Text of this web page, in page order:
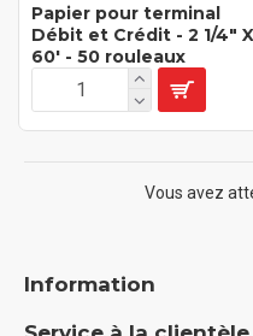
Papier pour terminal
Débit et Crédit - 2 1/4" X
60' - 50 rouleaux
Vous avez
Information